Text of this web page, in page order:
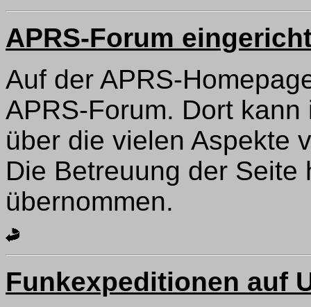
APRS-Forum
Auf der APRS-
APRS-Forum. Dort
über die vielen Aspekte
Die Betreuung der
übernommen.
Funkexpeditionen auf